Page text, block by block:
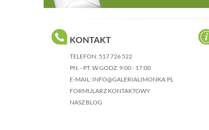
KONTAKT
TELEFON: 517 726 522
PN. - PT. W GODZ. 9:00 - 17:00
E-MAIL: INFO@GALERIALIMONKA.PL
FORMULARZ KONTAKTOWY
NASZ BLOG